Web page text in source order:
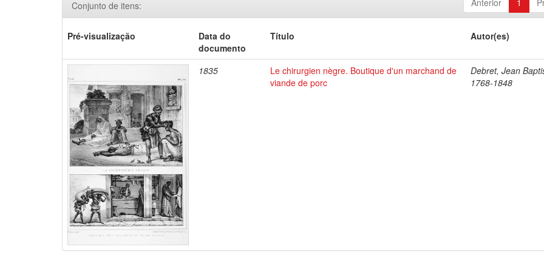
Anterior 1
Conjunto de itens:
Pré-visualização
Data do
documento
Título Autor(es)
1835
Le chirurgien nègre. Boutique d'un marchand de
viande de porc
Debret, Jean
1768-1848